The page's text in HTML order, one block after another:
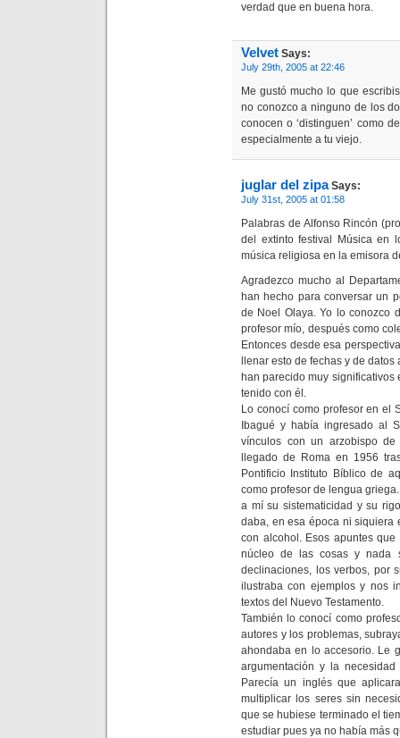
verdad que en buena hora.
Velvet Says:
July 29th, 2005 at 22:46
Me gustó mucho lo que
no conozco a ninguno de los
conocen o ‘distinguen’ como
especialmente a tu viejo.
juglar del zipaSays:
July 31st, 2005 at 01:58
Palabras de Alfonso Rincón
del extinto festival Música en
música religiosa en la emisora
Agradezco mucho al
han hecho para conversar un
de Noel Olaya. Yo lo conozco
profesor mío, después como
Entonces desde esa
llenar esto de fechas y de
han parecido muy
tenido con él.
Lo conocí como profesor en el
Ibagué y había ingresado al
vínculos con un arzobispo de
llegado de Roma en 1956
Pontificio Instituto Bíblico de
como profesor de lengua
a mí su sistematicidad y su
daba, en esa época ni siquiera
con alcohol. Esos apuntes
núcleo de las cosas y nada
declinaciones, los verbos, por
ilustraba con ejemplos y nos
textos del Nuevo Testamento.
También lo conocí como
autores y los problemas,
ahondaba en lo accesorio. Le
argumentación y la
Parecía un inglés que
multiplicar los seres sin
que se hubiese terminado el
estudiar pues ya no había más